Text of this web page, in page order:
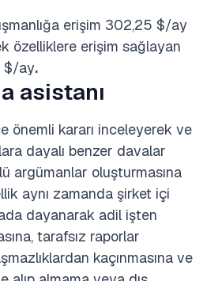
erişim 302,25 $/ay
özelliklere erişim sağlayan
$/ay.
asistanı
önemli kararı inceleyerek ve
dayalı benzer davalar
argümanlar oluşturmasına
aynı zamanda şirket içi
dayanarak adil işten
tarafsız raporlar
kaçınmasına ve